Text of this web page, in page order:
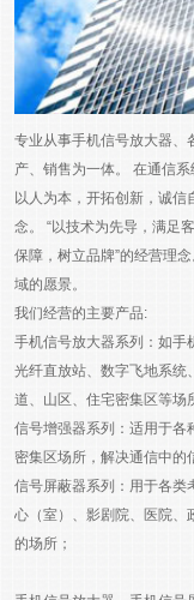
专业从事手机信号放大器、
产、销售为一体。 在通信
以人为本，开拓创新，诚
念。 “以技术为先导，满足
保障，树立品牌”的经营理
域的愿景。
我们经营的主要产品:
手机信号放大器系列：如手
光纤直放站、数字飞地系统
道、山区、住宅密集区等场
信号增强器系列：适用于各
密集区场所，解决通信中的
信号屏蔽器系列：用于各类
心（室）、影剧院、医院、
的场所；